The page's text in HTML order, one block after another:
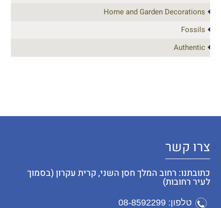
Home and Garden Decorations
Fossils
Authentic
צרו קשר
כתובתנו: רחוב המלך חסן השני, קרית עקרון (בסמוך
לעיר רחובות)
טלפון: 08-8592299